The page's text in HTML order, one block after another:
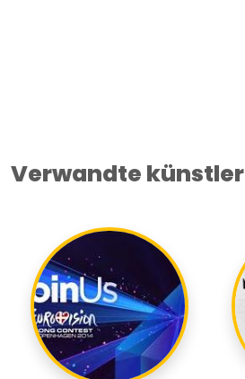
Verwandte künstler